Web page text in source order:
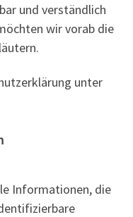
und verständlich
wir vorab die
unter
Informationen, die